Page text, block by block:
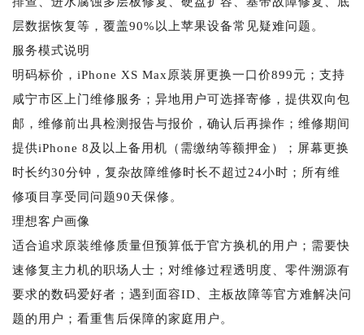
层数据恢复等，覆盖90%以上苹果设备常见疑难问题。
服务模式说明
明码标价，iPhone XS Max原装屏更换一口价899元；支持
咸宁市区上门维修服务；异地用户可选择寄修，提供双向包
邮，维修前出具检测报告与报价，确认后再操作；维修期间
提供iPhone 8及以上备用机（需缴纳等额押金）；屏幕更换
时长约30分钟，复杂故障维修时长不超过24小时；所有维
修项目享受同问题90天保修。
理想客户画像
适合追求原装维修质量但预算低于官方换机的用户；需要快
速修复主力机的职场人士；对维修过程透明度、零件溯源有
要求的数码爱好者；遇到面容ID、主板故障等官方难解决问
题的用户；看重售后保障的家庭用户。